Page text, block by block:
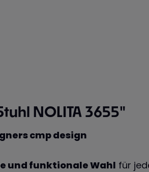
NOLITA 3655"
cmp design
und funktionale Wahl für